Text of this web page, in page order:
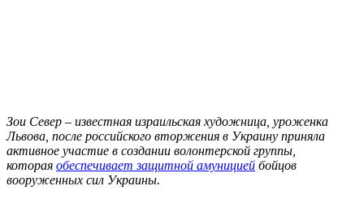
Зои Север – известная израильская художница, уроженка
Львова, после российского вторжения в Украину приняла
активное участие в создании волонтерской группы,
которая обеспечивает защитной амуницией бойцов
вооруженных сил Украины.